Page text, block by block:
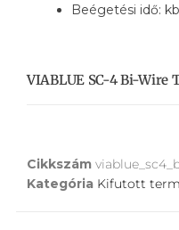
Beégetési idő:
VIABLUE SC-4 Bi-Wire
Cikkszám
Kategória Kifutott